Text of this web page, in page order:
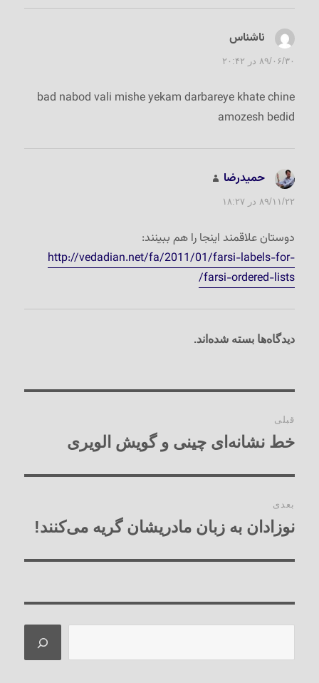
ناشناس
۸۹/۰۶/۳۰ در ۲۰:۴۲
bad nabod vali mishe yekam darbareye khate chine
amozesh bedid
حمیدرضا
۸۹/۱۱/۲۲ در ۱۸:۲۷
دوستان علاقمند اینجا را هم ببینند:
http://vedadian.net/fa/2011/01/farsi-labels-for-
farsi-ordered-lists/
دیدگاه‌ها بسته شده‌اند.
نوشته‌ها
قبلی
نوشته
خط نشانه‌ای چینی و گویش الویری
بعدی
نوشته
نوزادان به زبان مادریشان گریه می‌کنند!